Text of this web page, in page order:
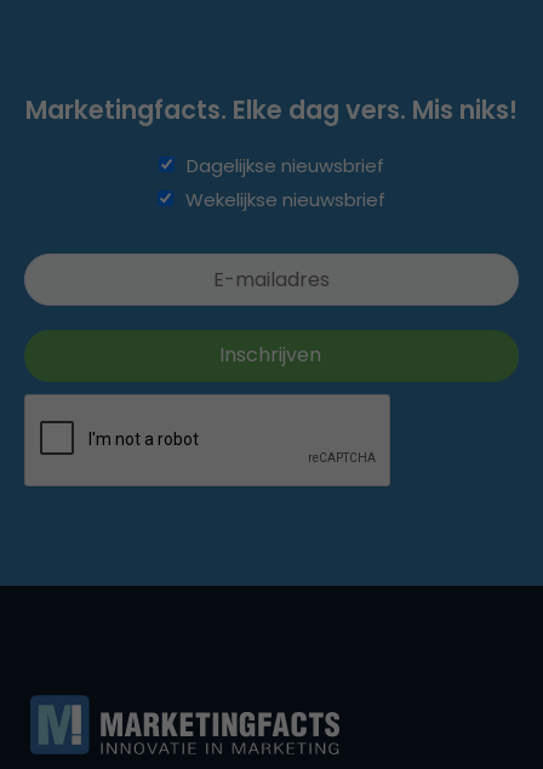
Marketingfacts. Elke dag vers. Mis niks!
Dagelijkse nieuwsbrief
Wekelijkse nieuwsbrief